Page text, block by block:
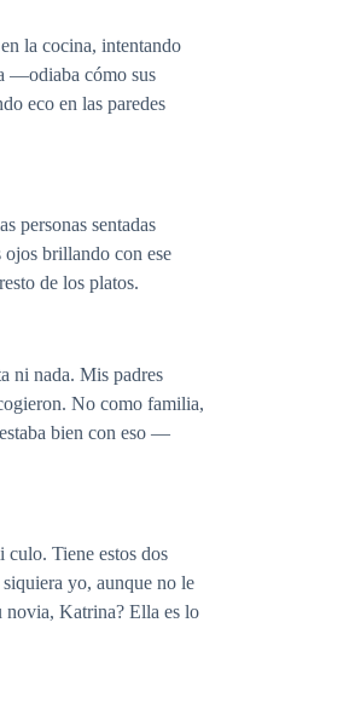
la cocina, intentando
—odiaba cómo sus
eco en las paredes
personas sentadas
ojos brillando con ese
de los platos.
ni nada. Mis padres
No como familia,
bien con eso —
culo. Tiene estos dos
yo, aunque no le
novia, Katrina? Ella es lo